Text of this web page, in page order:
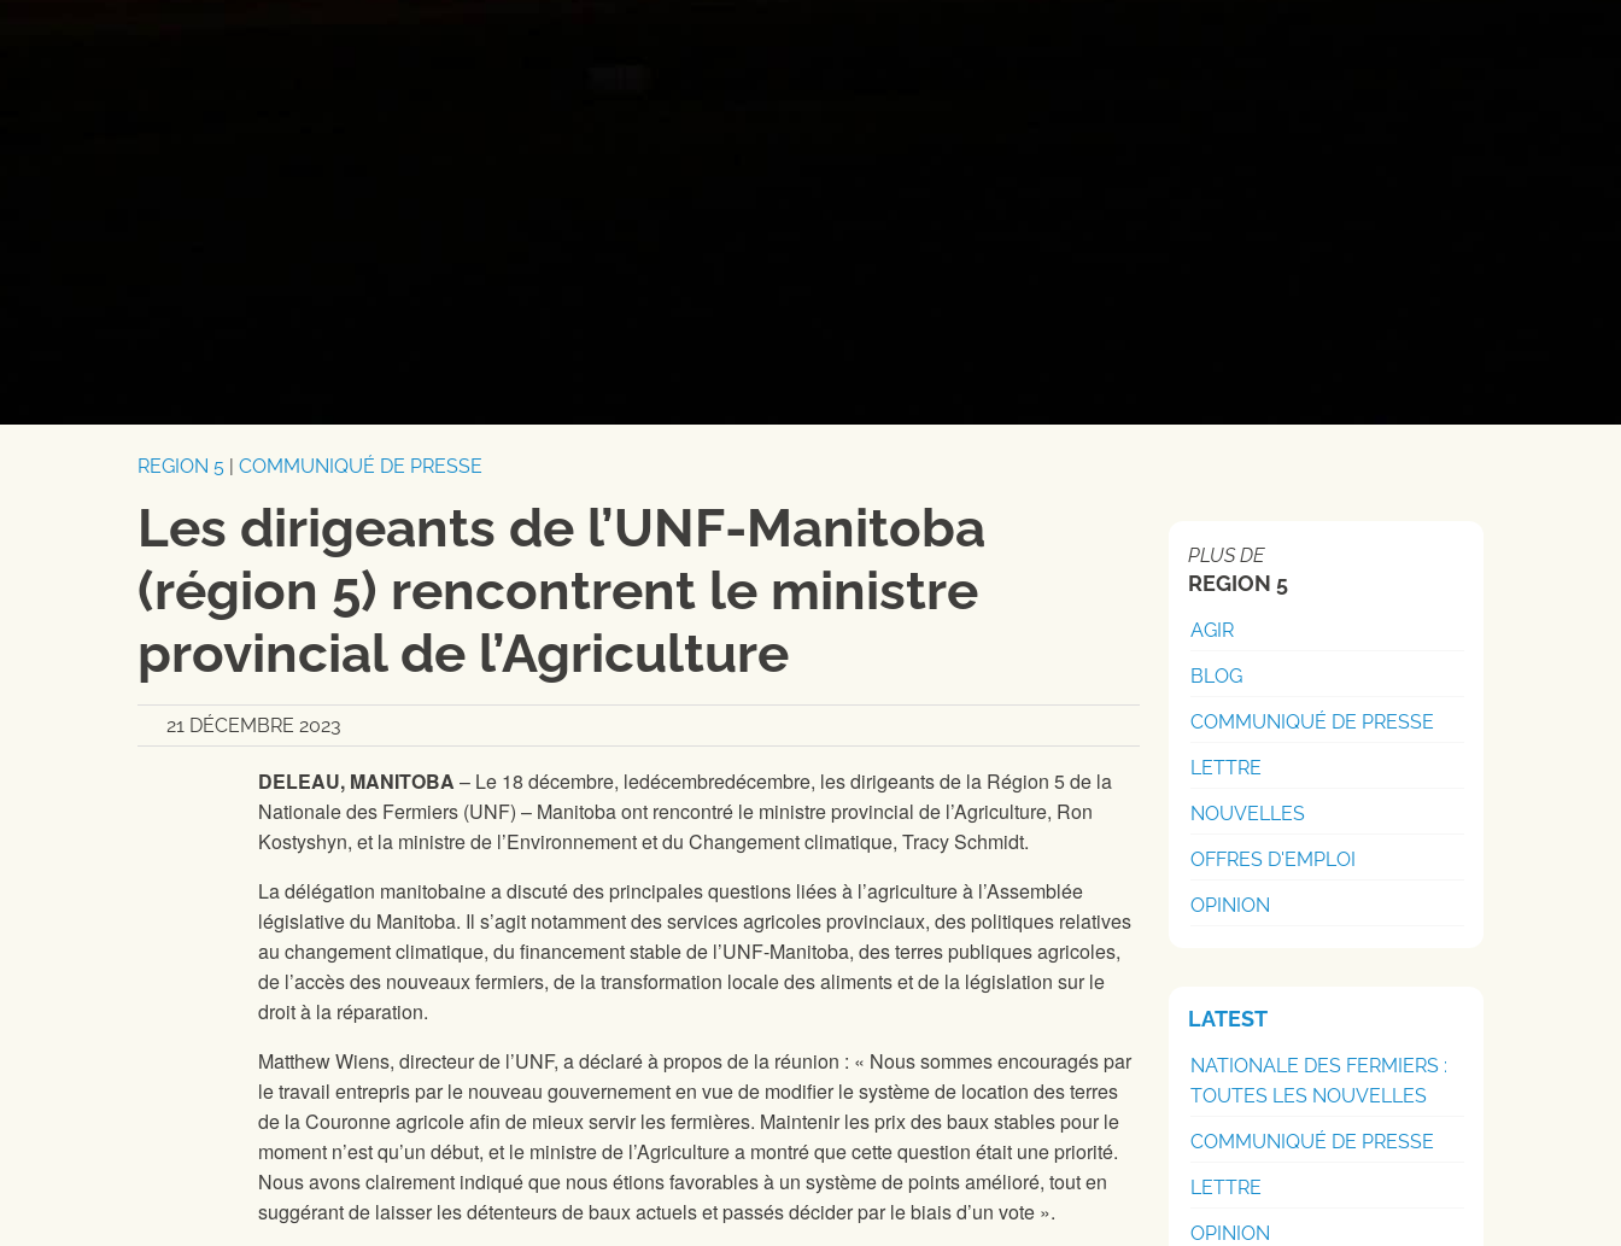
REGION 5 COMMUNIQUÉ DE PRESSE
Les dirigeants de l’UNF-Manitoba
(région 5) rencontrent le ministre
provincial de l’Agriculture
21 DÉCEMBRE 2023
DELEAU, MANITOBA – Le 18 décembre, ledécembredécembre, les dirigeants de la Région 5 de la
Nationale des Fermiers (UNF) – Manitoba ont rencontré le ministre provincial de l’Agriculture, Ron
Kostyshyn, et la ministre de l’Environnement et du Changement climatique, Tracy Schmidt.
La délégation manitobaine a discuté des principales questions liées à l’agriculture à l’Assemblée
législative du Manitoba. Il s’agit notamment des services agricoles provinciaux, des politiques relatives
au changement climatique, du financement stable de l’UNF-Manitoba, des terres publiques agricoles,
de l’accès des nouveaux fermiers, de la transformation locale des aliments et de la législation sur le
droit à la réparation.
Matthew Wiens, directeur de l’UNF, a déclaré à propos de la réunion : « Nous sommes encouragés par
le travail entrepris par le nouveau gouvernement en vue de modifier le système de location des terres
de la Couronne agricole afin de mieux servir les fermières. Maintenir les prix des baux stables pour le
moment n’est qu’un début, et le ministre de l’Agriculture a montré que cette question était une priorité.
Nous avons clairement indiqué que nous étions favorables à un système de points amélioré, tout en
suggérant de laisser les détenteurs de baux actuels et passés décider par le biais d’un vote ».
PLUS DE
REGION 5
AGIR
BLOG
COMMUNIQUÉ DE PRESSE
LETTRE
NOUVELLES
OFFRES D'EMPLOI
OPINION
LATEST
NATIONALE DES FERMIERS :
TOUTES LES NOUVELLES
COMMUNIQUÉ DE PRESSE
LETTRE
OPINION